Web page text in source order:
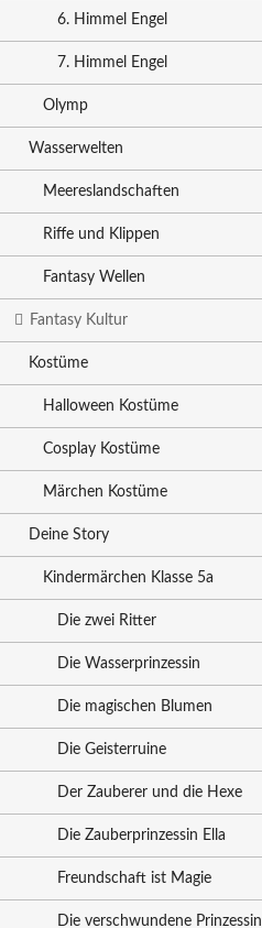
6. Himmel Engel
7. Himmel Engel
Olymp
Wasserwelten
Meereslandschaften
Riffe und Klippen
Fantasy Wellen
Fantasy Kultur
Kostüme
Halloween Kostüme
Cosplay Kostüme
Märchen Kostüme
Deine Story
Kindermärchen Klasse 5a
Die zwei Ritter
Die Wasserprinzessin
Die magischen Blumen
Die Geisterruine
Der Zauberer und die Hexe
Die Zauberprinzessin Ella
Freundschaft ist Magie
Die verschwundene Prinzessin